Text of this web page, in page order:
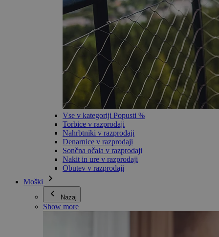
Vse v kategoriji Popusti %
Torbice v razprodaji
Nahrbtniki v razprodaji
Denarnice v razprodaji
Sončna očala v razprodaji
Nakit in ure v razprodaji
Obutev v razprodaji
Moški
Nazaj
Show more